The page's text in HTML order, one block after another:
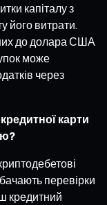
капіталу з
його витрати.
до долара США
може
через
карти
перевірки
кредитний